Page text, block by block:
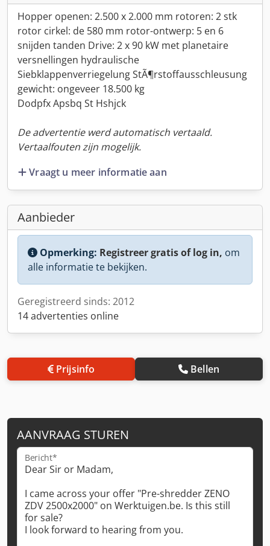
Hopper openen: 2.500 x 2.000 mm rotoren: 2 stk
rotor cirkel: de 580 mm rotor-ontwerp: 5 en 6
snijden tanden Drive: 2 x 90 kW met planetaire
versnellingen hydraulische
Siebklappenverriegelung StÃ¶rstoffausschleusung
gewicht: ongeveer 18.500 kg
Dodpfx Apsbq St Hshjck
De advertentie werd automatisch vertaald.
Vertaalfouten zijn mogelijk.
Vraagt u meer informatie aan
Aanbieder
Opmerking: Registreer gratis of log in, om
alle informatie te bekijken.
Geregistreerd sinds: 2012
14 advertenties online
Prijsinfo Bellen
AANVRAAG STUREN
Bericht*